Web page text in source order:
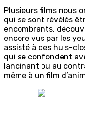
Plusieurs films nous
qui se sont révélés
encombrants,
encore vus par les
assisté à des huis-
qui se confondent
lancinant ou au
même à un film